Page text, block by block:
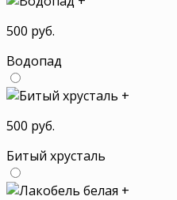
500 руб.
Водопад
+
500 руб.
Битый хрусталь
+